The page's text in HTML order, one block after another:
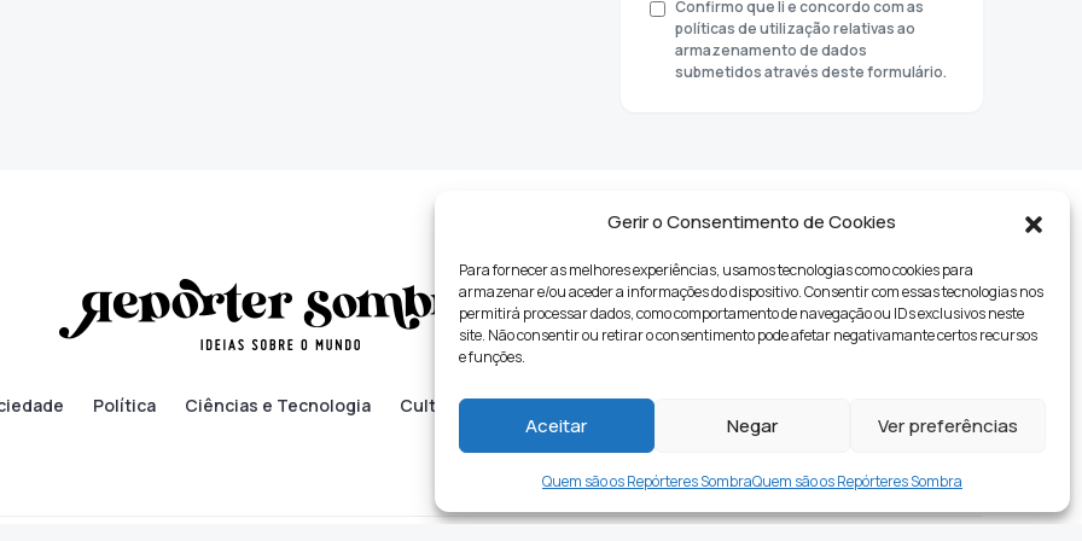
Gerir o Consentimento de Cookies
Para fornecer as melhores experiências, usamos tecnologias como cookies para
armazenar e/ou aceder a informações do dispositivo. Consentir com essas tecnologias nos
permitirá processar dados, como comportamento de navegação ou IDs exclusivos neste
site. Não consentir ou retirar o consentimento pode afetar negativamante certos recursos
e funções.
Aceitar Negar Ver preferências
Quem são os Repórteres SombraQuem são os Repórteres Sombra
Confirmo que li e concordo com as
políticas de utilização relativas ao
armazenamento de dados
submetidos através deste formulário.
Política Ciências e Tecnologia Cultura Lifestyle